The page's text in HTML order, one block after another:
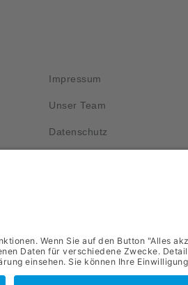
Impressum
Unser Team
Datenschutz